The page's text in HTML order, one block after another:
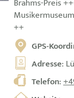
Brahms-Preis
++
GPS-
Adresse:
Telefon: